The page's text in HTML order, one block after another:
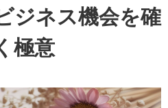
ジネス機会を確
極意